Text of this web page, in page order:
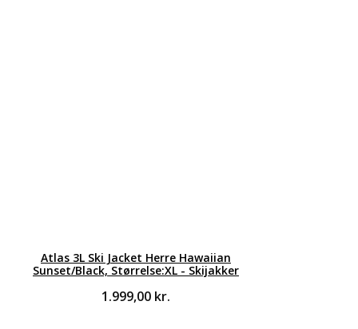
Atlas 3L Ski Jacket Herre Hawaiian
Sunset/Black, Størrelse:XL - Skijakker
1.999,00 kr.